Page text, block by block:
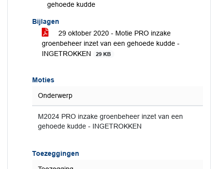
gehoede kudde
Bijlagen
29 oktober 2020 - Motie PRO inzake
groenbeheer inzet van een gehoede kudde -
INGETROKKEN
29 KB
Moties
Onderwerp
M2024 PRO inzake groenbeheer inzet van een
gehoede kudde - INGETROKKEN
Toezeggingen